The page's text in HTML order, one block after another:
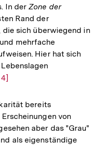
In derZone der
Rand der
die sich überwiegend in
mehrfache
Hier hat sich
bereits
von
aber das "Grau"
als eigenständige